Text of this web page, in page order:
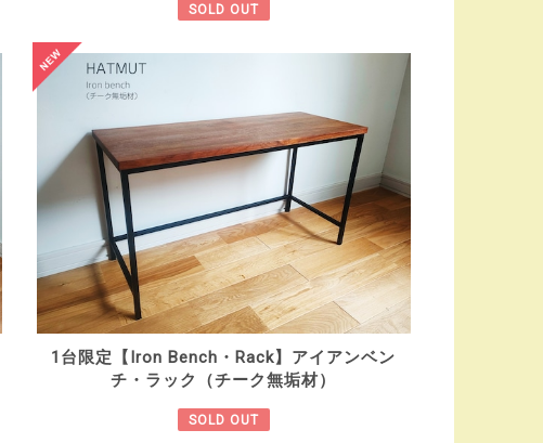
SOLD OUT
1台限定【Iron Bench・Rack】アイアンベン
チ・ラック（チーク無垢材）
SOLD OUT